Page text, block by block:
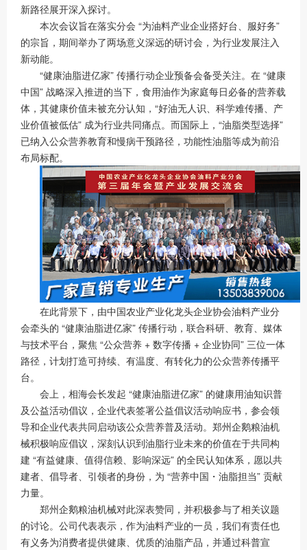
新路径展开深入探讨。
本次会议旨在落实分会 “为油料产业企业搭好台、服好务”
的宗旨，期间举办了两场意义深远的研讨会，为行业发展注入
新动能。
“健康油脂进亿家” 传播行动企业预备会备受关注。在 “健康
中国” 战略深入推进的当下，食用油作为家庭每日必备的营养载
体，其健康价值未被充分认知，“好油无人识、科学难传播、产
业价值被低估” 成为行业共同痛点。而国际上，“油脂类型选择”
已纳入公众营养教育和慢病干预路径，功能性油脂等成为前沿
布局标配。
在此背景下，由中国农业产业化龙头企业协会油料产业分
会牵头的 “健康油脂进亿家” 传播行动，联合科研、教育、媒体
与技术平台，聚焦 “公众营养 + 数字传播 + 企业协同” 三位一体
路径，计划打造可持续、有温度、有转化力的公众营养传播平
台。
会上，相海会长发起 “健康油脂进亿家” 的健康用油知识普
及公益活动倡议，企业代表签署公益倡议活动响应书，参会领
导和企业代表共同启动该公众营养普及活动。郑州企鹅粮油机
械积极响应倡议，深刻认识到油脂行业未来的价值在于共同构
建 “有益健康、值得信赖、影响深远” 的全民认知体系，愿以共
建者、倡导者、引领者的身份，为 “营养中国・油脂担当” 贡献
力量。
郑州企鹅粮油机械对此深表赞同，并积极参与了相关议题
的讨论。公司代表表示，作为油料产业的一员，我们有责任也
有义务为消费者提供健康、优质的油脂产品，并通过科普宣